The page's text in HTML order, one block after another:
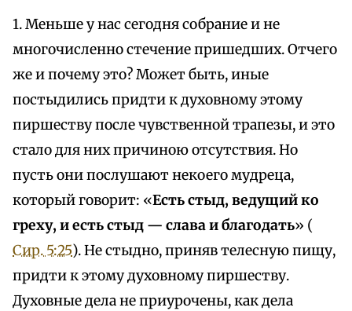
1. Меньше у нас сегодня собрание и не
многочисленно стечение пришедших. Отчего
же и почему это? Может быть, иные
постыдились придти к духовному этому
пиршеству после чувственной трапезы, и это
стало для них причиною отсутствия. Но
пусть они послушают некоего мудреца,
который говорит: «Есть стыд, ведущий ко
греху, и есть стыд — слава и благодать» (
Сир. 5:25). Не стыдно, приняв телесную пищу,
придти к этому духовному пиршеству.
Духовные дела не приурочены, как дела